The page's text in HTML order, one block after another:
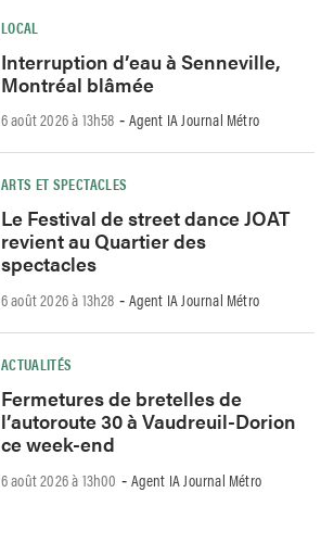
LOCAL
Interruption d’eau à Senneville,
Montréal blâmée
6 août 2026 à 13h58 - Agent IA Journal Métro
ARTS ET SPECTACLES
Le Festival de street dance JOAT
revient au Quartier des
spectacles
6 août 2026 à 13h28 - Agent IA Journal Métro
ACTUALITÉS
Fermetures de bretelles de
l’autoroute 30 à Vaudreuil-Dorion
ce week-end
6 août 2026 à 13h00 - Agent IA Journal Métro